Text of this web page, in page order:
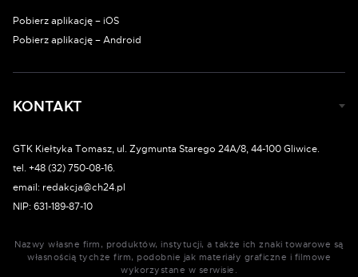
Pobierz aplikację – iOS
Pobierz aplikację – Android
KONTAKT
GTK Kiełtyka Tomasz, ul. Zygmunta Starego 24A/8, 44-100 Gliwice.
tel. +48 (32) 750-08-16.
email: redakcja@ch24.pl
NIP: 631-189-87-10
Nazwy własne firm, produktów, instytucji, a także ich znaki towarowe są
własnością tychże firm, podobnie jak materiały graficzne i filmowe
wykorzystane w serwisie.